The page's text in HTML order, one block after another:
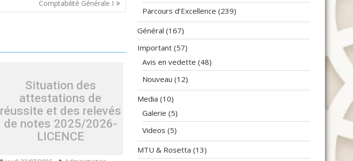
Comptabilité Générale I
Situation des
attestations de
réussite et des relevés
de notes 2025/2026-
LICENCE
Parcours d’Excellence (239)
Général (167)
Important (57)
Avis en vedette (48)
Nouveau (12)
Media (10)
Galerie (5)
Videos (5)
MTU & Rosetta (13)